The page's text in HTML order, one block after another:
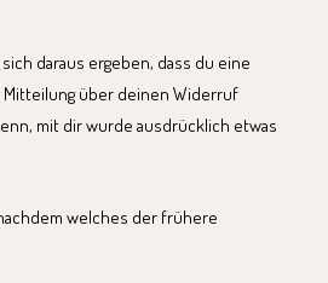
daraus ergeben, dass du eine
Mitteilung über deinen Widerruf
mit dir wurde ausdrücklich etwas
welches der frühere